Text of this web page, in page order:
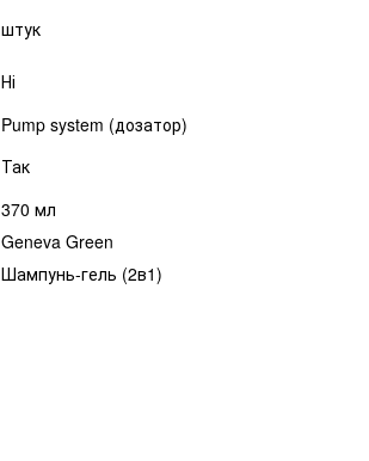
штук
Ні
Pump system (дозатор)
Так
370 мл
Geneva Green
Шампунь-гель (2в1)